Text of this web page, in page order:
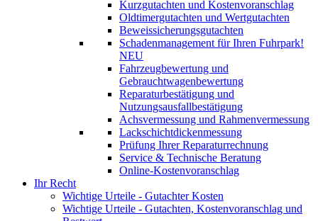
Kurzgutachten und Kostenvoranschlag
Oldtimergutachten und Wertgutachten
Beweissicherungsgutachten
Schadenmanagement für Ihren Fuhrpark!
NEU
Fahrzeugbewertung und
Gebrauchtwagenbewertung
Reparaturbestätigung und
Nutzungsausfallbestätigung
Achsvermessung und Rahmenvermessung
Lackschichtdickenmessung
Prüfung Ihrer Reparaturrechnung
Service & Technische Beratung
Online-Kostenvoranschlag
Ihr Recht
Wichtige Urteile - Gutachter Kosten
Wichtige Urteile - Gutachten, Kostenvoranschlag und